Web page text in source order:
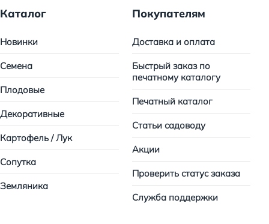
Каталог
Новинки
Семена
Плодовые
Декоративные
Картофель / Лук
Сопутка
Земляника
Покупателям
Доставка и оплата
Быстрый заказ по
печатному каталогу
Печатный каталог
Статьи садоводу
Акции
Проверить статус заказа
Служба поддержки